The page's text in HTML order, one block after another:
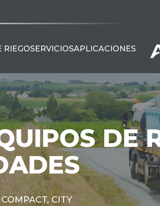
RIEGOSERVICIOSAPLICACIONES
DE
CITY